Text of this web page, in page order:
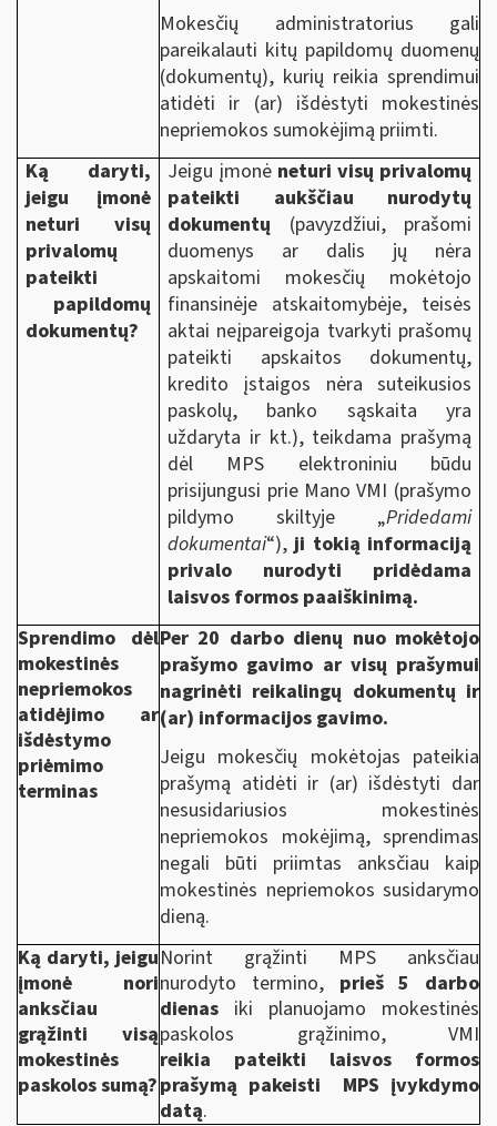
Mokesčių administratorius gali
pareikalauti kitų papildomų duomenų
(dokumentų), kurių reikia sprendimui
atidėti ir (ar) išdėstyti mokestinės
nepriemokos sumokėjimą priimti.
Ką daryti,
jeigu įmonė
neturi visų
privalomų
pateikti
papildomų
dokumentų?
Jeigu įmonė neturi visų privalomų
pateikti aukščiau nurodytų
dokumentų (pavyzdžiui, prašomi
duomenys ar dalis jų nėra
apskaitomi mokesčių mokėtojo
finansinėje atskaitomybėje, teisės
aktai neįpareigoja tvarkyti prašomų
pateikti apskaitos dokumentų,
kredito įstaigos nėra suteikusios
paskolų, banko sąskaita yra
uždaryta ir kt.), teikdama prašymą
dėl MPS elektroniniu būdu
prisijungusi prie Mano VMI (prašymo
pildymo skiltyje „Pridedami
dokumentai“),ji tokią informaciją
privalo nurodyti pridėdama
laisvos formos paaiškinimą.
Sprendimo dėl
mokestinės
nepriemokos
atidėjimo ar
išdėstymo
priėmimo
terminas
Per 20 darbo dienų nuo mokėtojo
prašymo gavimo ar visų prašymui
nagrinėti reikalingų dokumentų ir
(ar) informacijos gavimo.
Jeigu mokesčių mokėtojas pateikia
prašymą atidėti ir (ar) išdėstyti dar
nesusidariusios mokestinės
nepriemokos mokėjimą, sprendimas
negali būti priimtas anksčiau kaip
mokestinės nepriemokos susidarymo
dieną.
Ką daryti, jeigu
įmonė nori
anksčiau
grąžinti visą
mokestinės
paskolos sumą?
Norint grąžinti MPS anksčiau
nurodyto termino, prieš 5 darbo
dienas iki planuojamo mokestinės
paskolos grąžinimo, VMI
reikia pateikti laisvos formos
prašymą pakeisti MPS įvykdymo
datą.